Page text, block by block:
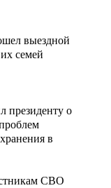
выездной
семей
президенту о
в
СВО